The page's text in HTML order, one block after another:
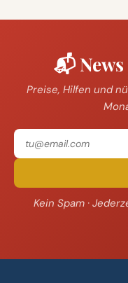
📬
Preise, Hilfen und
Kein Spam ·